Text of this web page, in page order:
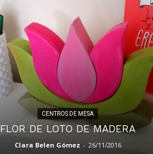
CENTROS DE MESA
FLOR DE LOTO DE MADERA
Clara Belen Gómez - 26/11/2016